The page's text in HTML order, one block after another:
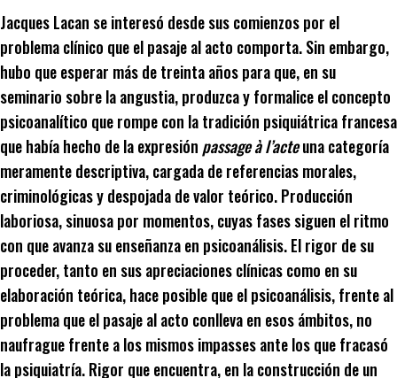
Jacques Lacan se interesó desde sus comienzos por el
problema clínico que el pasaje al acto comporta. Sin embargo,
hubo que esperar más de treinta años para que, en su
seminario sobre la angustia, produzca y formalice el concepto
psicoanalítico que rompe con la tradición psiquiátrica francesa
que había hecho de la expresión passage à l’acteuna categoría
meramente descriptiva, cargada de referencias morales,
criminológicas y despojada de valor teórico. Producción
laboriosa, sinuosa por momentos, cuyas fases siguen el ritmo
con que avanza su enseñanza en psicoanálisis. El rigor de su
proceder, tanto en sus apreciaciones clínicas como en su
elaboración teórica, hace posible que el psicoanálisis, frente al
problema que el pasaje al acto conlleva en esos ámbitos, no
naufrague frente a los mismos impasses ante los que fracasó
la psiquiatría. Rigor que encuentra, en la construcción de un